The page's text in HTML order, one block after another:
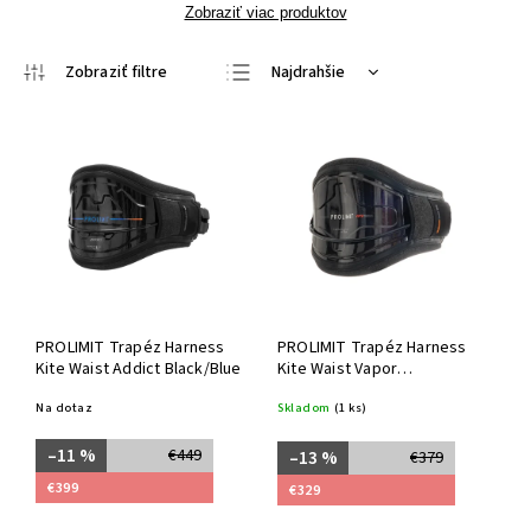
Zobraziť viac produktov
Najdrahšie
Abecedne
PROLIMIT Trapéz Harness
Kite Waist Addict Black/Blue
Na dotaz
€449
–11 %
€399
PROLIMIT Trapéz Harness
Kite Waist Vapor
Skladom (1 ks)
€379
–13 %
€329